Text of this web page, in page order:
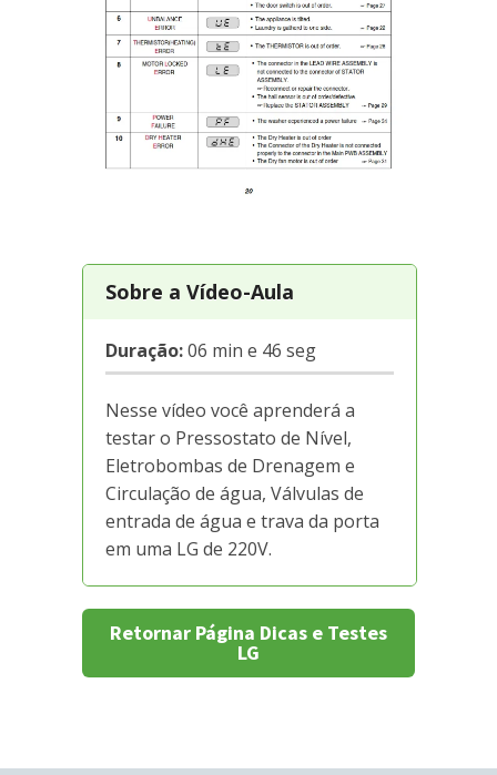
Sobre a Vídeo-Aula
Duração:06 min e 46 seg
Nesse vídeo você aprenderá a
testar o Pressostato de Nível,
Eletrobombas de Drenagem e
Circulação de água, Válvulas de
entrada de água e trava da porta
em uma LG de 220V.
Retornar Página Dicas e Testes
LG